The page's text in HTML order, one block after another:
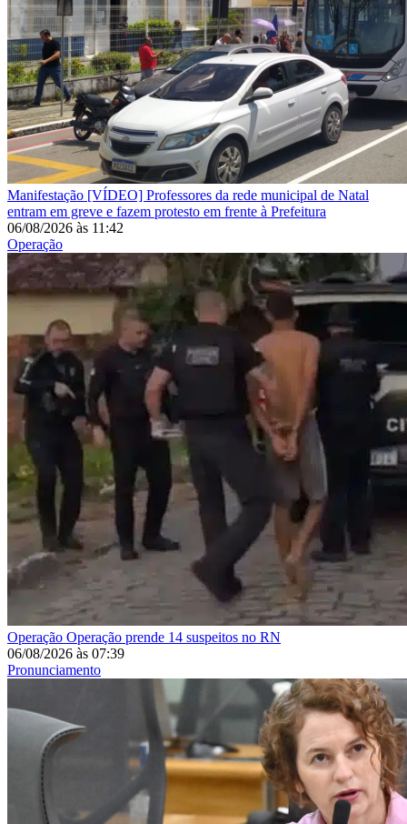
Manifestação [VÍDEO] Professores da rede municipal de Natal
entram em greve e fazem protesto em frente à Prefeitura
06/08/2026 às 11:42
Operação
Operação Operação prende 14 suspeitos no RN
06/08/2026 às 07:39
Pronunciamento